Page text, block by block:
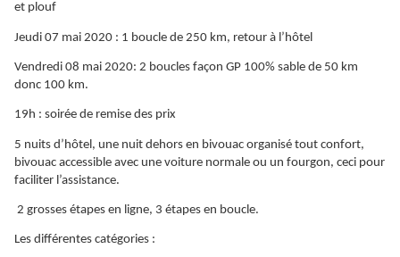
et plouf
Jeudi 07 mai 2020 : 1 boucle de 250 km, retour à l’hôtel
Vendredi 08 mai 2020: 2 boucles façon GP 100% sable de 50 km
donc 100 km.
19h : soirée de remise des prix
5 nuits d’hôtel, une nuit dehors en bivouac organisé tout confort,
bivouac accessible avec une voiture normale ou un fourgon, ceci pour
faciliter l’assistance.
2 grosses étapes en ligne, 3 étapes en boucle.
Les différentes catégories :